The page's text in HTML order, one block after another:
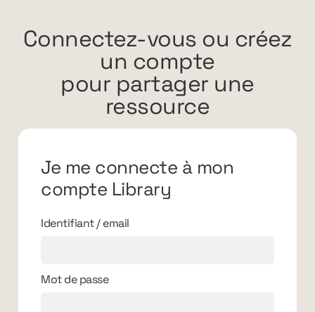
Connectez-vous ou créez
un compte
pour partager une
ressource
Je me connecte à mon
compte Library
Identifiant / email
Mot de passe